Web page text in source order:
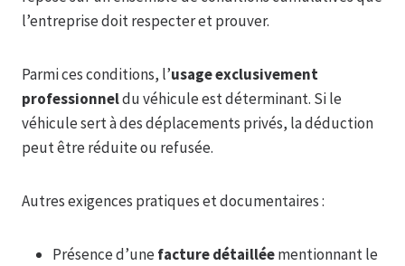
l’entreprise doit respecter et prouver.
Parmi ces conditions, l’usage exclusivement
professionneldu véhicule est déterminant. Si le
véhicule sert à des déplacements privés, la déduction
peut être réduite ou refusée.
Autres exigences pratiques et documentaires :
Présence d’unefacture détailléementionnant le